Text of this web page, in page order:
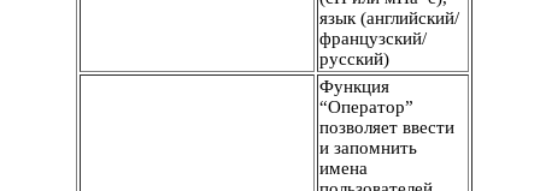
язык (английский/
французский/
русский)
Функция
“Оператор”
позволяет ввести
и запомнить
имена